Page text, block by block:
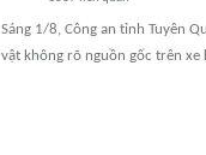
Sáng 1/8, Công an tỉnh Tuyên
vật không rõ nguồn gốc trên xe